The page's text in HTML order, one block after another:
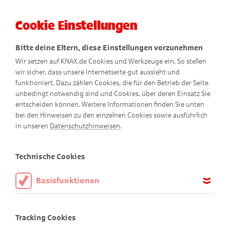
Abenteuer-Comics
Cookie Einstellungen
Bitte deine Eltern, diese Einstellungen vorzunehmen
Wir setzen auf KNAX.de Cookies und Werkzeuge ein. So stellen
wir sicher, dass unsere Internetseite gut aussieht und
funktioniert. Dazu zählen Cookies, die für den Betrieb der Seite
unbedingt notwendig sind und Cookies, über deren Einsatz Sie
entscheiden können. Weitere Informationen finden Sie unten
bei den Hinweisen zu den einzelnen Cookies sowie ausführlich
in unseren Datenschutzhinweisen.
Technische Cookies
Basisfunktionen
aktiviert sein.
Tracking Cookies